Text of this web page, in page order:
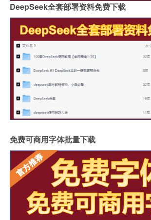
DeepSeek全套部署资料免费下载
免费可商用字体批量下载